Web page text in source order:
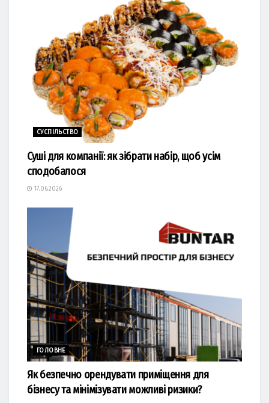
СУСПІЛЬСТВО
Суші для компанії: як зібрати набір, щоб усім
сподобалося
17.06.2026
ГОЛОВНЕ
Як безпечно орендувати приміщення для
бізнесу та мінімізувати можливі ризики?